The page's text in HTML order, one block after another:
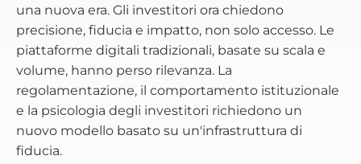
una nuova era. Gli investitori ora chiedono
precisione, fiducia e impatto, non solo accesso. Le
piattaforme digitali tradizionali, basate su scala e
volume, hanno perso rilevanza. La
regolamentazione, il comportamento istituzionale
e la psicologia degli investitori richiedono un
nuovo modello basato su un'infrastruttura di
fiducia.